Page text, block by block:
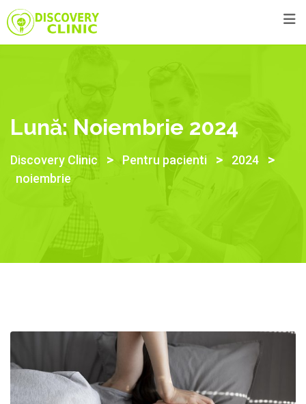
Skip
to
content
Lună: Noiembrie 2024
Discovery Clinic > Pentru pacienti > 2024 >
noiembrie